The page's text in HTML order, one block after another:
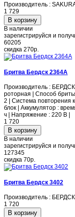
Производитель :
1 729
В наличии
зарегистрируйся и
60205
скидка 270р.
Бритва Бердск 2364A
Производитель :
роторная | Способ
2 | Система повторения
блок | Аккумулятор :
ч | Напряжение : 220 В |
1 720
В наличии
зарегистрируйся и
127345
скидка 70р.
Бритва Бердск 3402
Производитель :
1 720